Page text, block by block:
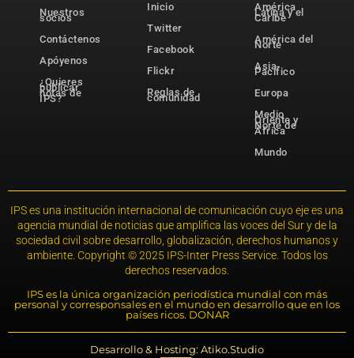
Nuestros
socios
Contáctenos
Apóyenos
¿Quieres
publicar
notas de
IPS?
Inicio
Twitter
Facebook
Flickr
Reglas de
comunidad
América
Latina y el
Caribe
América del
Norte
Asia-
Pacífico
Europa
Medio
Oriente y
Norte de
África
Mundo
IPS es una institución internacional de comunicación cuyo eje es una
agencia mundial de noticias que amplifica las voces del Sur y de la
sociedad civil sobre desarrollo, globalización, derechos humanos y
ambiente. Copyright © 2025 IPS-Inter Press Service. Todos los
derechos reservados.
IPS es la única organización periodística mundial con más
personal y corresponsales en el mundo en desarrollo que en los
países ricos. DONAR
Desarrollo & Hosting: Atiko.Studio